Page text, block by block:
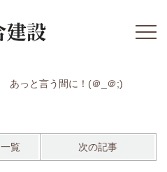
あっと言う間に！(＠_＠;)
一覧 次の記事